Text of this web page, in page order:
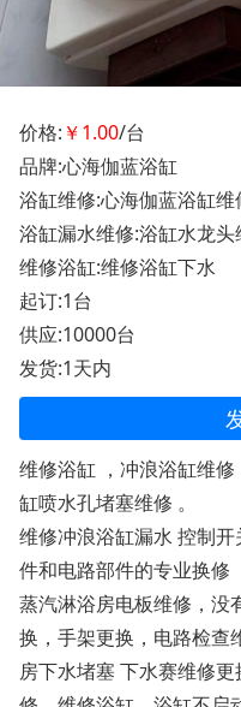
价格: ￥1.00/台
品牌:心海伽蓝浴缸
浴缸维修:心海伽蓝浴缸维
浴缸漏水维修:浴缸水龙头
维修浴缸:维修浴缸下水
起订:1台
供应:10000台
发货:1天内
维修浴缸 ，冲浪浴缸维
缸喷水孔堵塞维修 。
维修冲浪浴缸漏水 控制
件和电路部件的专业换修
蒸汽淋浴房电板维修，没
换，手架更换，电路检查
房下水堵塞 下水赛维修